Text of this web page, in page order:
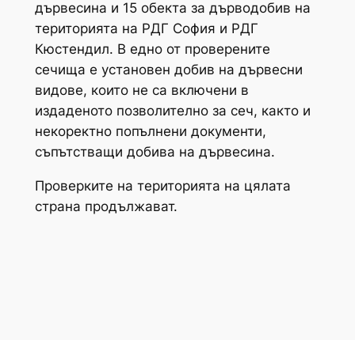
дървесина и 15 обекта за дърводобив на
територията на РДГ София и РДГ
Кюстендил. В едно от проверените
сечища е установен добив на дървесни
видове, които не са включени в
издаденото позволително за сеч, както и
некоректно попълнени документи,
съпътстващи добива на дървесина.
Проверките на територията на цялата
страна продължават.